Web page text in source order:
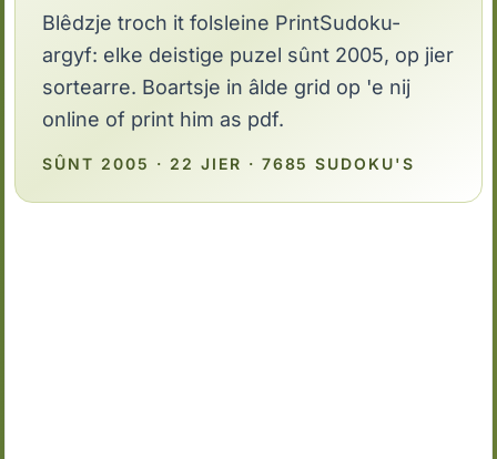
Blêdzje troch it folsleine PrintSudoku-
argyf: elke deistige puzel sûnt 2005, op jier
sortearre. Boartsje in âlde grid op 'e nij
online of print him as pdf.
SÛNT 2005 · 22 JIER · 7685 SUDOKU'S